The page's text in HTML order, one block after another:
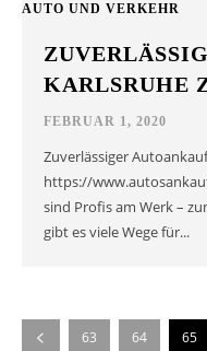
AUTO UND VERKEHR
KARLSRUHE
FEBRUAR 1, 2020
Zuverlässiger
https://
sind Profis am Werk –
gibt es viele Wege für...
63 64 65